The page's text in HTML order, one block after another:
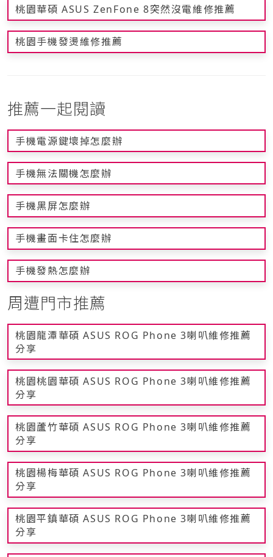
桃園華碩 ASUS ZenFone 8突然沒電維修推薦
桃園手機發燙維修推薦
推薦一起閱讀
手機電源鍵壞掉怎麼辦
手機無法關機怎麼辦
手機黑屏怎麼辦
手機畫面卡住怎麼辦
手機發熱怎麼辦
周遭門市推薦
桃園龍潭華碩 ASUS ROG Phone 3喇叭維修推薦
分享
桃園桃園華碩 ASUS ROG Phone 3喇叭維修推薦
分享
桃園蘆竹華碩 ASUS ROG Phone 3喇叭維修推薦
分享
桃園楊梅華碩 ASUS ROG Phone 3喇叭維修推薦
分享
桃園平鎮華碩 ASUS ROG Phone 3喇叭維修推薦
分享